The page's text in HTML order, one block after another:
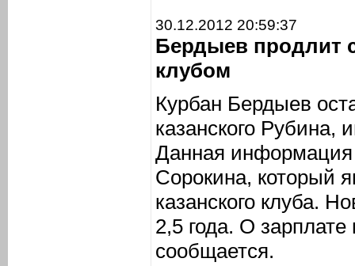
30.12.2012 20:59:37
Бердыев продлит
клубом
Курбан Бердыев
казанского
Данная информация
Сорокина, который
казанского клуба.
2,5 года. О
сообщается.